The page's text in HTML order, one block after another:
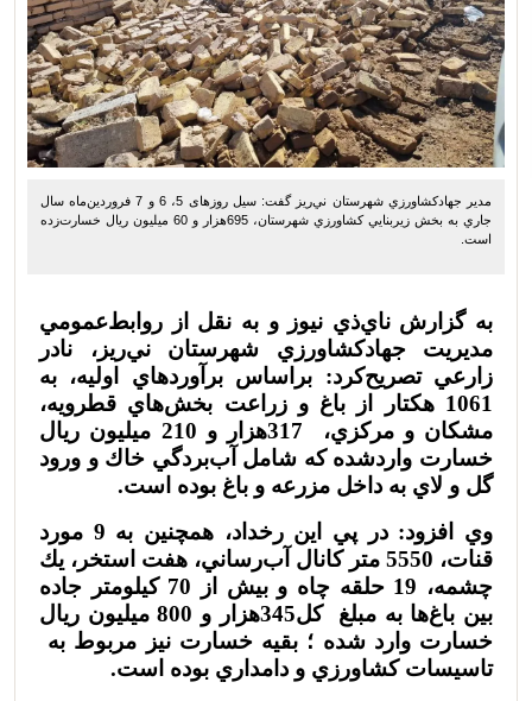
مدير جهادكشاورزي شهرستان ني‌ريز گفت: سيل روزهای 5، 6 و 7 فروردين‌ماه سال
جاري به بخش زيربنايي كشاورزي شهرستان، 695هزار و 60 ميليون ريال خسارت‌زده
‌است.
به گزارش ناي‌ذي نيوز و به نقل از روابط‌عمومي
مديريت جهادكشاورزي شهرستان ني‌ريز، نادر
زارعي تصريح‌كرد: براساس برآوردهاي اوليه، به
1061 هكتار از باغ و زراعت بخش‌هاي قطرويه،
مشكان و مركزي،
317هزار و 210 ميليون ريال
خسارت وارد‌شده كه شامل آب‌بردگي خاك و ورود
گل و لاي به داخل مزرعه و باغ بوده است.
وي افزود: در پي اين رخداد، همچنين به 9 مورد
قنات‌، 5550 متر كانال آب‌رساني، هفت استخر، يك
چشمه، 19 حلقه چاه و بيش از 70 كيلومتر جاده
بين باغ‌ها به مبلغ
کل345هزار و 800 ميليون ريال
خسارت وارد شده ؛ بقیه خسارت نیز مربوط به
تاسيسات كشاورزي و دامداري بوده است.